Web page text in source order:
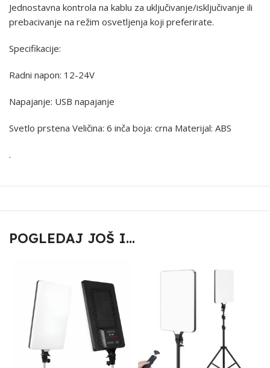
Jednostavna kontrola na kablu za uključivanje/isključivanje ili
prebacivanje na režim osvetljenja koji preferirate.
Specifikacije:
Radni napon: 12-24V
Napajanje: USB napajanje
Svetlo prstena Veličina: 6 inča boja: crna Materijal: ABS
.
POGLEDAJ JOŠ I...